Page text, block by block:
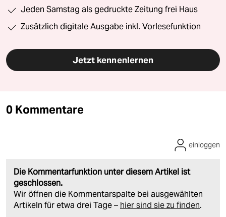
Jeden Samstag als gedruckte Zeitung frei Haus
Zusätzlich digitale Ausgabe inkl. Vorlesefunktion
Jetzt kennenlernen
0 Kommentare
Die Kommentarfunktion unter diesem Artikel ist
geschlossen.
Wir öffnen die Kommentarspalte bei ausgewählten
Artikeln für etwa drei Tage – hier sind sie zu finden.
einloggen